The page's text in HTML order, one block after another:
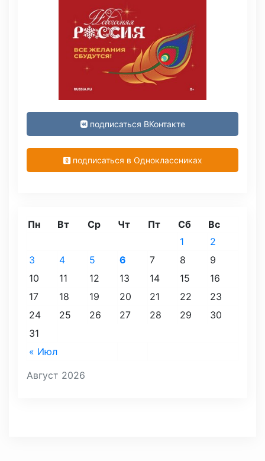
подписаться ВКонтакте
подписаться в Одноклассниках
Август 2026
Пн Вт Ср Чт Пт Сб Вс
« Июл
1
2
3
4 5 6 7 8
9
10
11 12 13 14 15
16
17
18 19 20 21 22
23
24
25 26 27 28 29
30
31